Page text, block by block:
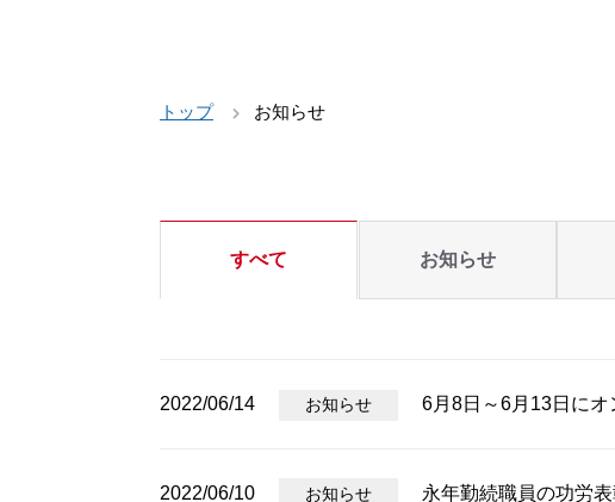
トップ お知らせ
すべて お知らせ
2022/06/14 お知らせ 6月8日～6月13日に
2022/06/10 お知らせ 永年勤続職員の功労